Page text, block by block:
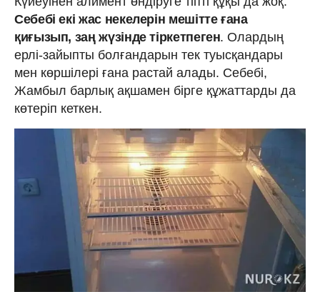
Себебі екі жас некелерін мешітте ғана
қиғызып, заң жүзінде тіркетпеген. Олардың
ерлі-зайыпты болғандарын тек туысқандары
мен көршілері ғана растай алады. Себебі,
Жамбыл барлық ақшамен бірге құжаттарды да
көтеріп кеткен.